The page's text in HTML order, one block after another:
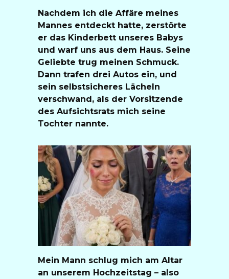
Nachdem ich die Affäre meines
Mannes entdeckt hatte, zerstörte
er das Kinderbett unseres Babys
und warf uns aus dem Haus. Seine
Geliebte trug meinen Schmuck.
Dann trafen drei Autos ein, und
sein selbstsicheres Lächeln
verschwand, als der Vorsitzende
des Aufsichtsrats mich seine
Tochter nannte.
Mein Mann schlug mich am Altar
an unserem Hochzeitstag – also